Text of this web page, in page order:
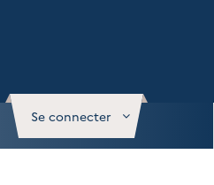
Se connecter